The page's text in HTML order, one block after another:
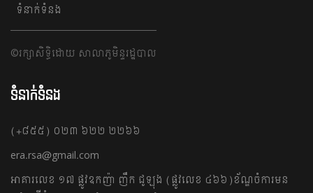
ទំនាក់ទំនង
©រក្សាសិទ្ធិដោយ សាលាភូមិន្ទរដ្ឋបាល
ទំនាក់ទំនង
(+៨៥៥) ០២៣ ៦២២ ២២៦៦
era.rsa@gmail.com
អាគារលេខ​ ១៧ ផ្លូវ​ឧកញ៉ា​ ញឹក​ ជូឡុង ​(ផ្លូវលេខ ៤៦៦)​ ខ័ណ្ឌ​ចំការមន